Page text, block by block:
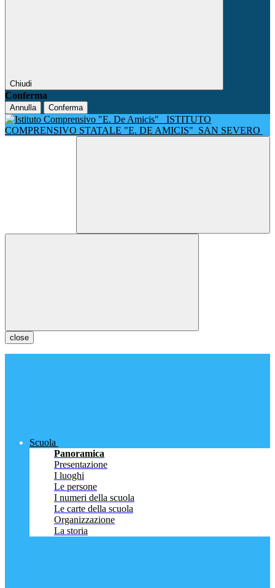
Chiudi
Conferma
Annulla Conferma
ISTITUTO
COMPRENSIVO STATALE "E. DE AMICIS" SAN SEVERO
close
Scuola
Panoramica
Presentazione
I luoghi
Le persone
I numeri della scuola
Le carte della scuola
Organizzazione
La storia